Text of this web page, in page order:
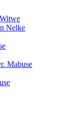
Nelke
Mabuse